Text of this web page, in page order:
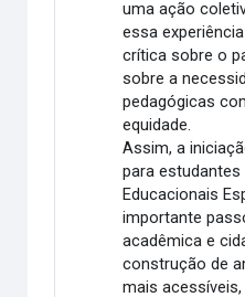
uma ação
essa
crítica sobre o
sobre a
pedagógicas
equidade.
Assim, a
para
Educacionais
importante
acadêmica e
construção de
mais